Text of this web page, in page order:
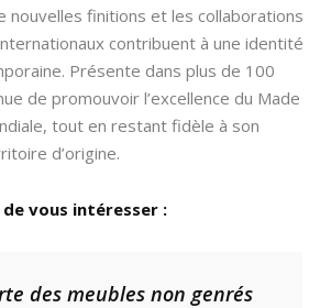
nouvelles finitions et les collaborations
contribuent à une identité
Présente dans plus de 100
de promouvoir l’excellence du Made
tout en restant fidèle à son
d’origine.
vous intéresser :
des meubles non genrés